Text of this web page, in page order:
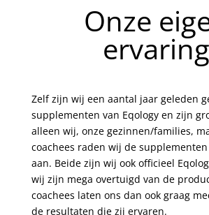
Onze
ervaring
Zelf zijn wij een aantal jaar geleden
supplementen van Eqology en zijn
alleen wij, onze gezinnen/families,
coachees raden wij de supplementen
aan. Beide zijn wij ook officieel
wij zijn mega overtuigd van de
coachees laten ons dan ook graag
de resultaten die zij ervaren.